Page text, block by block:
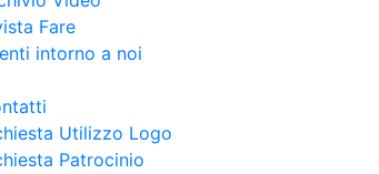
Fare
intorno a noi
Utilizzo Logo
Patrocinio